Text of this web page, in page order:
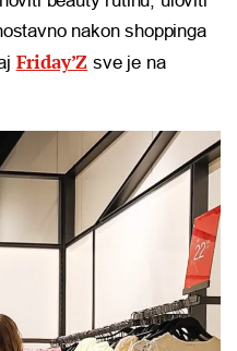
nakon shoppinga
Friday’Z sve je na